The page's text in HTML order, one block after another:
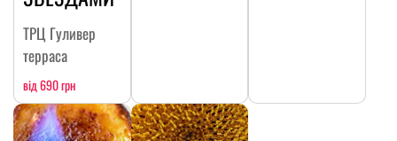
ТРЦ Гуливер
терраса
від 690 грн